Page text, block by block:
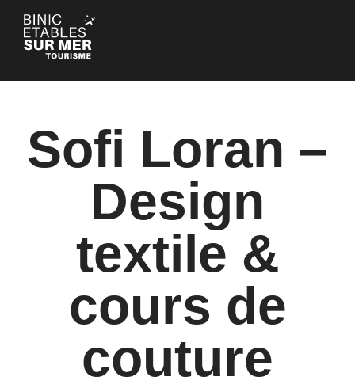
Panneau de gestion des cookies
Sofi Loran –
Design
textile &
cours de
couture